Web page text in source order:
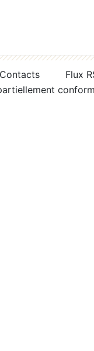
Contacts
Flux